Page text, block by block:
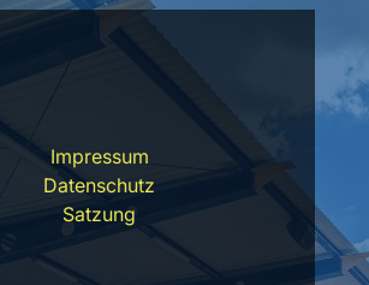
Impressum
Datenschutz
Satzung